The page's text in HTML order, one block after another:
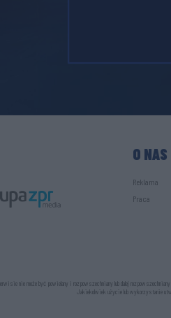
O NAS
Reklama
Praca
nie może być powielany i rozpowszechniany lub dalej
Jakiekolwiek użycie lub wykorzystanie